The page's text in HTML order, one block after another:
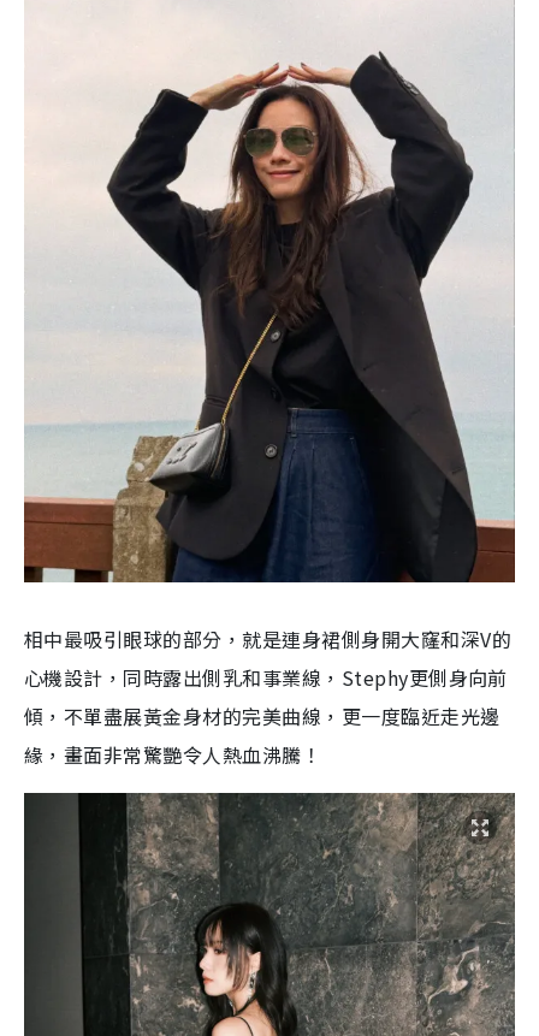
相中最吸引眼球的部分，就是連身裙側身開大窿和深V的
心機設計，同時露出側乳和事業線，Stephy更側身向前
傾，不單盡展黃金身材的完美曲線，更一度臨近走光邊
緣，畫面非常驚艷令人熱血沸騰！